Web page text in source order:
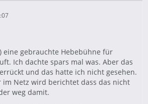
eine gebrauchte Hebebühne für
Ich dachte spars mal was. Aber das
und das hatte ich nicht gesehen.
im Netz wird berichtet dass das nicht
weg damit.